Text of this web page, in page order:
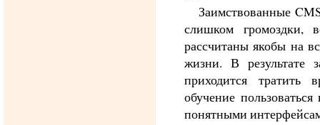
Заимствованные
слишком громоздки,
рассчитаны якобы на
жизни. В результате
приходится тратить
обучение
понятными